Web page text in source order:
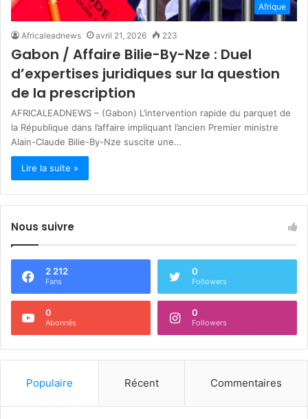
Afrique
Africaleadnews avril 21, 2026 223
Gabon / Affaire Bilie-By-Nze : Duel
d’expertises juridiques sur la question
de la prescription
AFRICALEADNEWS – (Gabon) L’intervention rapide du parquet de
la République dans l’affaire impliquant l’ancien Premier ministre
Alain-Claude Bilie-By-Nze suscite une…
Lire la suite »
Nous suivre
2 212
Fans
0
Followers
0
Abonnés
0
Followers
Populaire Récent Commentaires